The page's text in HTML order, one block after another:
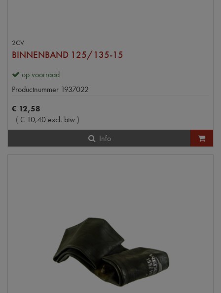
2CV
BINNENBAND 125/135-15
op voorraad
Productnummer 1937022
€ 12,58
( € 10,40excl. btw )
Info